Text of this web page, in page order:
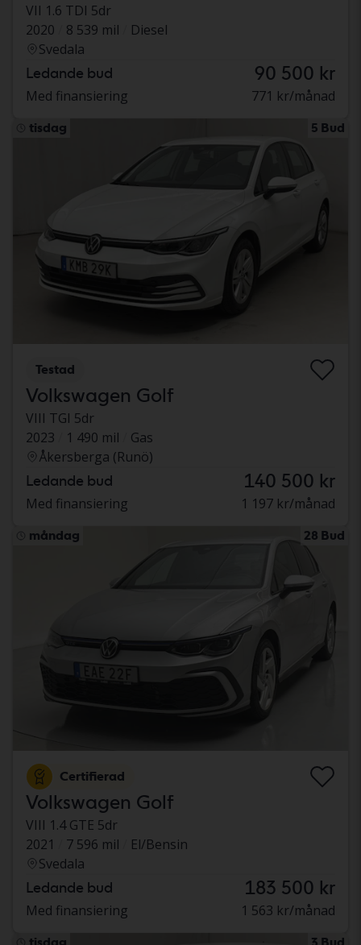
VII 1.6 TDI 5dr
2020
8 539 mil
Diesel
Svedala
Ledande bud 90 500 kr
Med finansiering 771 kr/månad
tisdag 5 Bud
Testad
Volkswagen Golf
VIII TGI 5dr
2023
1 490 mil
Gas
Åkersberga (Runö)
Ledande bud 140 500 kr
Med finansiering 1 197 kr/månad
måndag 28 Bud
Certifierad
Volkswagen Golf
VIII 1.4 GTE 5dr
2021
7 596 mil
El/Bensin
Svedala
Ledande bud 183 500 kr
Med finansiering 1 563 kr/månad